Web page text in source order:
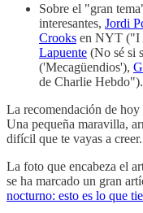
Sobre el "gran
interesantes, Jordi
Crooks en NYT ("I
Lapuente (No sé si
('Mecagüendios'),
de Charlie Hebdo").
La recomendación de
Una pequeña maravilla,
difícil que te vayas a
La foto que encabeza el
se ha marcado un gran
nocturno: esto es lo que